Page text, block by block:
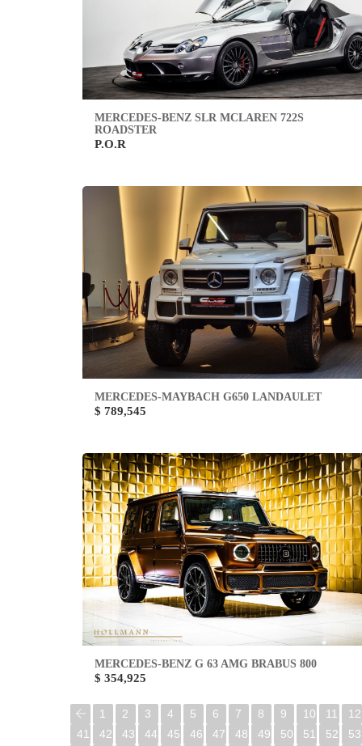
MERCEDES-BENZ SLR MCLAREN 722S
ROADSTER
P.O.R
MERCEDES-MAYBACH G650 LANDAULET
$ 789,545
MERCEDES-BENZ G 63 AMG BRABUS 800
$ 354,925
1 2 3 4 5 6 7 8 9 10 11 12
41
42 43 44 45 46 47 48 49 50 51 52 53